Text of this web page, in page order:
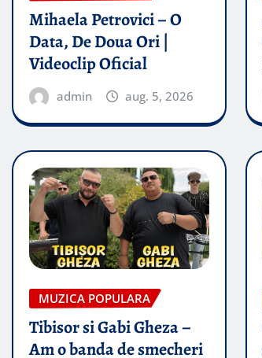
Mihaela Petrovici – O
Data, De Doua Ori |
Videoclip Oficial
admin aug. 5, 2026
MUZICA POPULARA
Tibisor si Gabi Gheza –
Am o banda de smecheri